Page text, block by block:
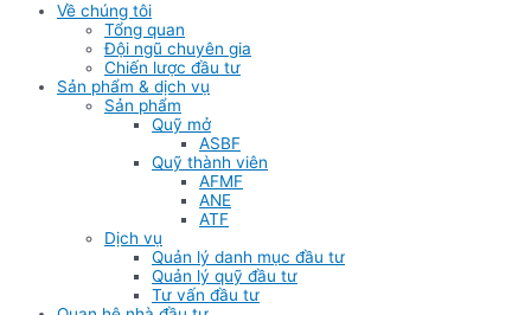
Về chúng tôi
Tổng quan
Đội ngũ chuyên gia
Chiến lược đầu tư
Sản phẩm & dịch vụ
Sản phẩm
Quỹ mở
ASBF
Quỹ thành viên
AFMF
ANE
ATF
Dịch vụ
Quản lý danh mục đầu tư
Quản lý quỹ đầu tư
Tư vấn đầu tư